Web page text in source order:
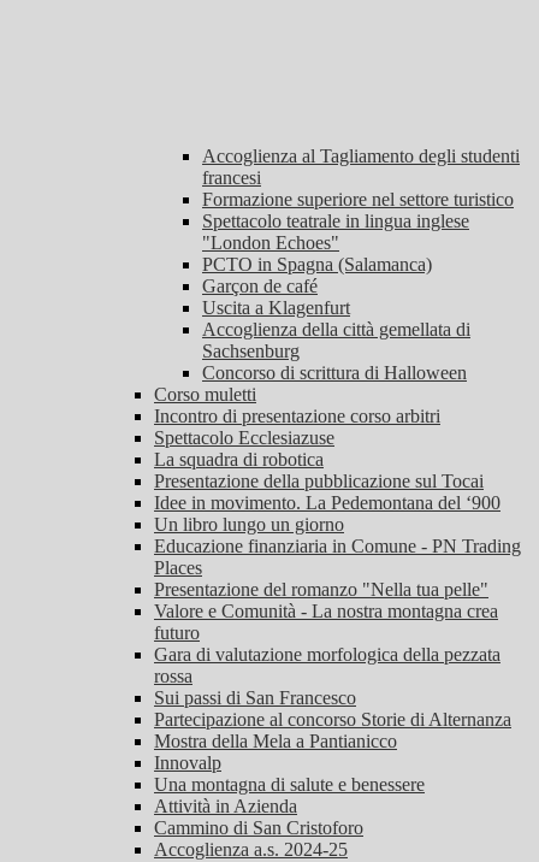
Accoglienza al Tagliamento degli studenti
francesi
Formazione superiore nel settore turistico
Spettacolo teatrale in lingua inglese
"London Echoes"
PCTO in Spagna (Salamanca)
Garçon de café
Uscita a Klagenfurt
Accoglienza della città gemellata di
Sachsenburg
Concorso di scrittura di Halloween
Corso muletti
Incontro di presentazione corso arbitri
Spettacolo Ecclesiazuse
La squadra di robotica
Presentazione della pubblicazione sul Tocai
Idee in movimento. La Pedemontana del ‘900
Un libro lungo un giorno
Educazione finanziaria in Comune - PN Trading
Places
Presentazione del romanzo "Nella tua pelle"
Valore e Comunità - La nostra montagna crea
futuro
Gara di valutazione morfologica della pezzata
rossa
Sui passi di San Francesco
Partecipazione al concorso Storie di Alternanza
Mostra della Mela a Pantianicco
Innovalp
Una montagna di salute e benessere
Attività in Azienda
Cammino di San Cristoforo
Accoglienza a.s. 2024-25